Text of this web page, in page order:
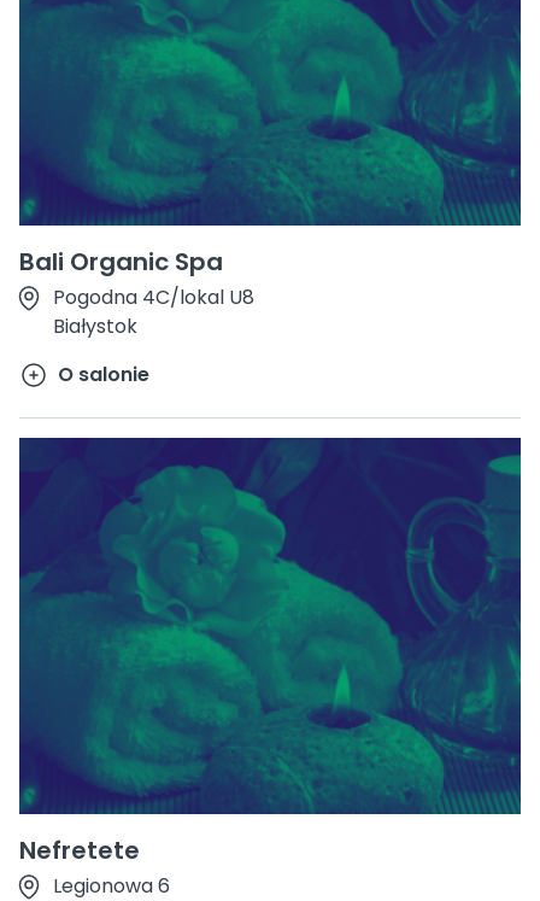
Bali Organic Spa
Pogodna 4C/lokal U8
Białystok
O salonie
Nefretete
Legionowa 6